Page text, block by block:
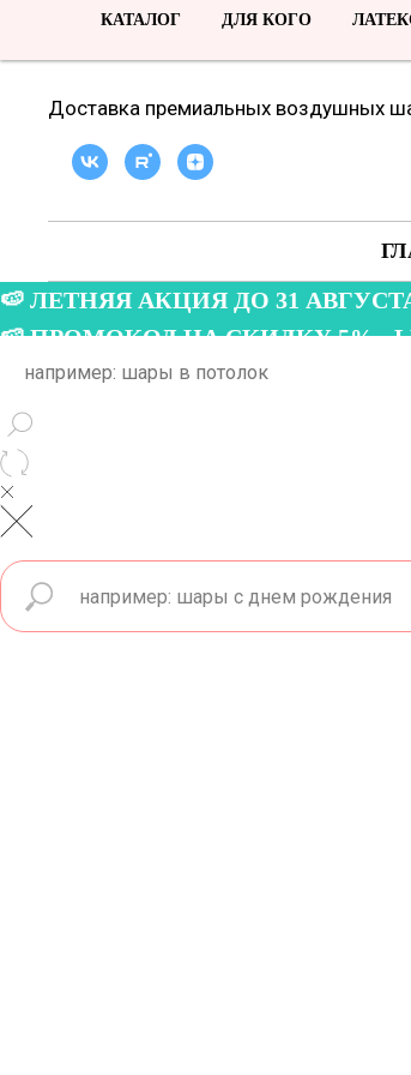
КАТАЛОГ ДЛЯ КОГО
Доставка премиальных воздушных
🍉 ЛЕТНЯЯ АКЦИЯ ДО 31
🍉 ПРОМОКОД НА СКИДКУ 5% -